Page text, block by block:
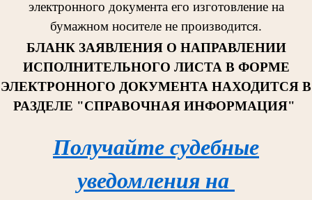
электронного документа его изготовление на
бумажном носителе не производится.
БЛАНК ЗАЯВЛЕНИЯ О НАПРАВЛЕНИИ
ИСПОЛНИТЕЛЬНОГО ЛИСТА В ФОРМЕ
ЭЛЕКТРОННОГО ДОКУМЕНТА НАХОДИТСЯ В
РАЗДЕЛЕ "СПРАВОЧНАЯ ИНФОРМАЦИЯ"
Получайте судебные
уведомления на